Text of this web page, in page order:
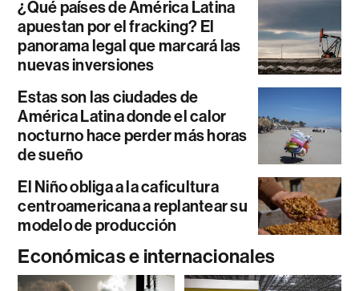
¿Qué países de América Latina
apuestan por el fracking? El
panorama legal que marcará las
nuevas inversiones
Estas son las ciudades de
América Latina donde el calor
nocturno hace perder más horas
de sueño
El Niño obliga a la caficultura
centroamericana a replantear su
modelo de producción
Económicas e internacionales